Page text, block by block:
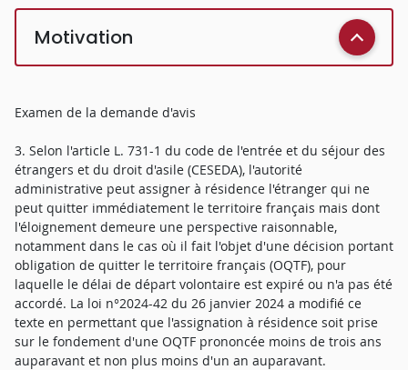
Motivation
Examen de la demande d'avis
3. Selon l'article L. 731-1 du code de l'entrée et du séjour des
étrangers et du droit d'asile (CESEDA), l'autorité
administrative peut assigner à résidence l'étranger qui ne
peut quitter immédiatement le territoire français mais dont
l'éloignement demeure une perspective raisonnable,
notamment dans le cas où il fait l'objet d'une décision portant
obligation de quitter le territoire français (OQTF), pour
laquelle le délai de départ volontaire est expiré ou n'a pas été
accordé. La loi n°2024-42 du 26 janvier 2024 a modifié ce
texte en permettant que l'assignation à résidence soit prise
sur le fondement d'une OQTF prononcée moins de trois ans
auparavant et non plus moins d'un an auparavant.